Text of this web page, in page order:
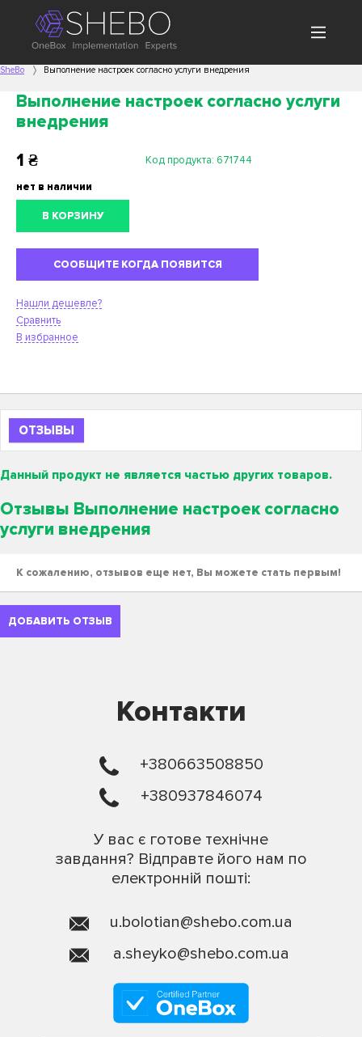
SheBo Выполнение настроек согласно услуги внедрения
Выполнение настроек согласно услуги
внедрения
1 ₴ Код продукта: 671744
нет в наличии
В КОРЗИНУ
СООБЩИТЕ КОГДА ПОЯВИТСЯ
Нашли дешевле?
Сравнить
В избранное
ОТЗЫВЫ
Данный продукт не является частью других товаров.
Отзывы Выполнение настроек согласно
услуги внедрения
К сожалению, отзывов еще нет, Вы можете стать первым!
ДОБАВИТЬ ОТЗЫВ
Контакти
+380663508850
+380937846074
У вас є готове технічне
завдання? Відправте його нам по
електронній пошті:
u.bolotian@shebo.com.ua
a.sheyko@shebo.com.ua